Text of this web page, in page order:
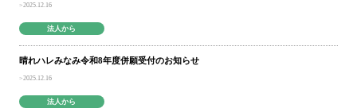
2025.12.16
法人から
晴れハレみなみ令和8年度併願受付のお知らせ
2025.12.16
法人から